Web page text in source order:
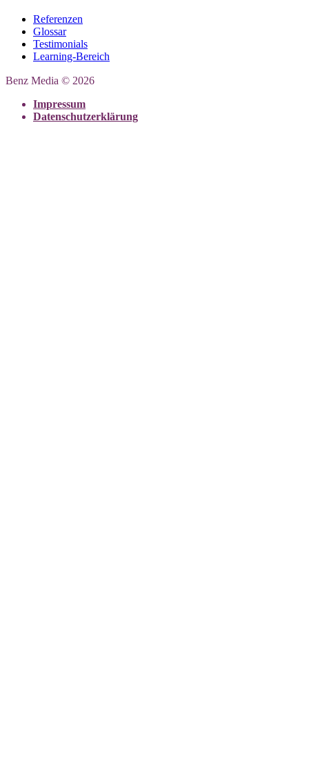
Referenzen
Glossar
Testimonials
Learning-Bereich
Benz Media © 2026
Impressum
Datenschutzerklärung